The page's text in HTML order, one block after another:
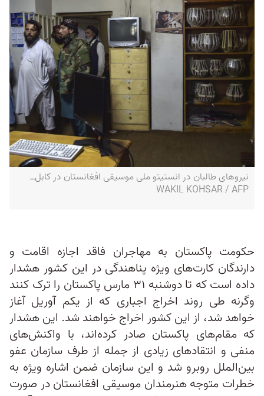
نیروهای طالبان در انستیتو ملی موسیقی افغانستان در کابل‌ــ
WAKIL KOHSAR / AFP
حکومت پاکستان به مهاجران فاقد اجازه اقامت و
دارندگان کارت‌های ویژه پناهندگی در این کشور هشدار
داده است که تا دوشنبه ۳۱ مارس پاکستان را ترک کنند
وگرنه طی روند اخراج اجباری که از یکم آوریل آغاز
خواهد شد، از این کشور اخراج خواهند شد. این هشدار
که مقام‌های پاکستان صادر کرده‌اند، با واکنش‌های
منفی و انتقادهای زیادی از جمله از طرف سازمان عفو
بین‌الملل روبرو شد و این سازمان ضمن اشاره ویژه به
خطرات متوجه هنرمندان موسیقی افغانستان در صورت